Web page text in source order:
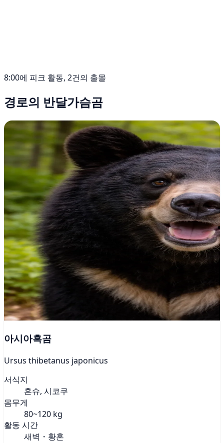
8:00에 피크 활동, 2건의 출몰
경로의 반달가슴곰
아시아흑곰
Ursus thibetanus japonicus
서식지
혼슈, 시코쿠
몸무게
80~120 kg
활동 시간
새벽・황혼